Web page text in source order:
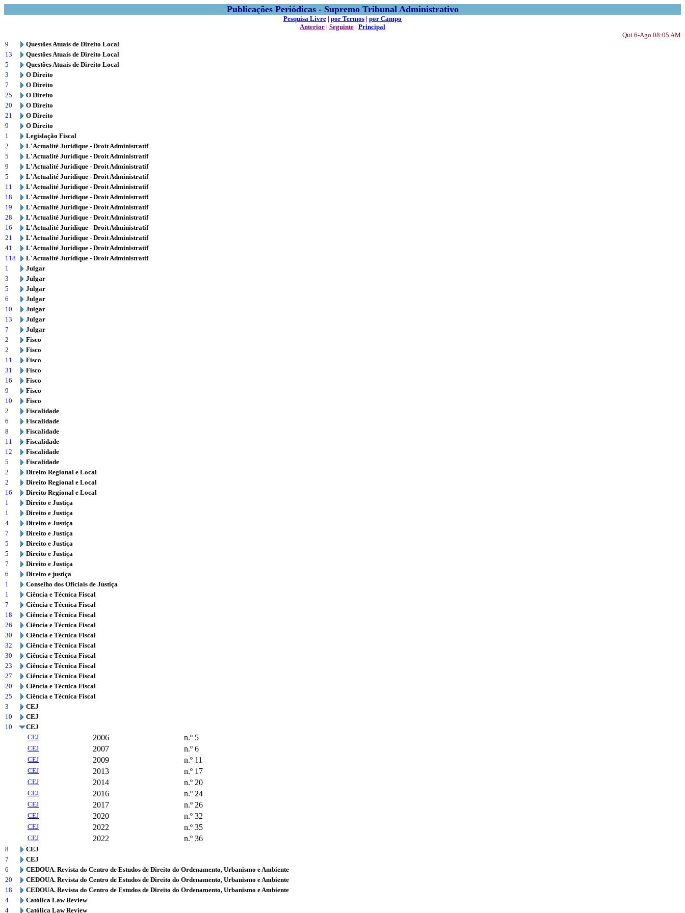
Publicações Periódicas - Supremo Tribunal Administrativo
Pesquisa Livre | por Termos | por Campo
Anterior | Seguinte | Principal
Qui 6-Ago 08:05 AM
9
Questões Atuais de Direito Local
13
Questões Atuais de Direito Local
5
Questões Atuais de Direito Local
3
O Direito
7
O Direito
25
O Direito
20
O Direito
21
O Direito
9
O Direito
1
Legislação Fiscal
2
L'Actualité Juridique - Droit Administratif
5
L'Actualité Juridique - Droit Administratif
9
L'Actualité Juridique - Droit Administratif
5
L'Actualité Juridique - Droit Administratif
11
L'Actualité Juridique - Droit Administratif
18
L'Actualité Juridique - Droit Administratif
19
L'Actualité Juridique - Droit Administratif
28
L'Actualité Juridique - Droit Administratif
16
L'Actualité Juridique - Droit Administratif
21
L'Actualité Juridique - Droit Administratif
41
L'Actualité Juridique - Droit Administratif
118
L'Actualité Juridique - Droit Administratif
1
Julgar
3
Julgar
5
Julgar
6
Julgar
10
Julgar
13
Julgar
7
Julgar
2
Fisco
2
Fisco
11
Fisco
31
Fisco
16
Fisco
9
Fisco
10
Fisco
2
Fiscalidade
6
Fiscalidade
8
Fiscalidade
11
Fiscalidade
12
Fiscalidade
5
Fiscalidade
2
Direito Regional e Local
2
Direito Regional e Local
16
Direito Regional e Local
1
Direito e Justiça
1
Direito e Justiça
4
Direito e Justiça
7
Direito e Justiça
5
Direito e Justiça
5
Direito e Justiça
7
Direito e Justiça
6
Direito e justiça
1
Conselho dos Oficiais de Justiça
1
Ciência e Técnica Fiscal
7
Ciência e Técnica Fiscal
18
Ciência e Técnica Fiscal
26
Ciência e Técnica Fiscal
30
Ciência e Técnica Fiscal
32
Ciência e Técnica Fiscal
30
Ciência e Técnica Fiscal
23
Ciência e Técnica Fiscal
27
Ciência e Técnica Fiscal
20
Ciência e Técnica Fiscal
25
Ciência e Técnica Fiscal
3
CEJ
10
CEJ
10
CEJ
CEJ
2006 n.º 5
CEJ 2007 n.º 6
CEJ 2009 n.º 11
CEJ 2013 n.º 17
CEJ 2014 n.º 20
CEJ 2016 n.º 24
CEJ 2017 n.º 26
CEJ 2020 n.º 32
CEJ 2022 n.º 35
CEJ 2022 n.º 36
8
CEJ
7
CEJ
6
CEDOUA. Revista do Centro de Estudos de Direito do Ordenamento, Urbanismo e Ambiente
20
CEDOUA. Revista do Centro de Estudos de Direito do Ordenamento, Urbanismo e Ambiente
18
CEDOUA. Revista do Centro de Estudos de Direito do Ordenamento, Urbanismo e Ambiente
4
Católica Law Review
4
Católica Law Review